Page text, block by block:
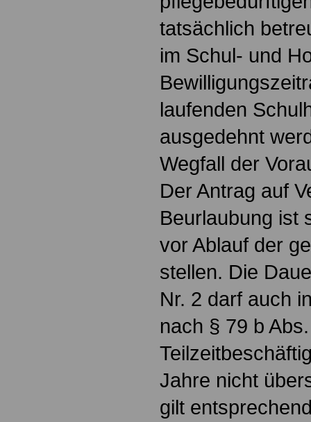
tatsächlich
im Schul- und
laufenden
ausgedehnt
Wegfall der
Der Antrag auf
Beurlaubung ist
vor Ablauf der
stellen. Die
Nr. 2 darf auch
nach § 79 b
Jahre nicht
gilt